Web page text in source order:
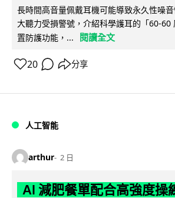
長時間高音量佩戴耳機可能導致永久性噪
大聽力受損警號，介紹科學護耳的「60-
置防護功能，...
閱讀全文
20 分享
人工智能
arthur 2 日
AI 減肥餐單配合高強度